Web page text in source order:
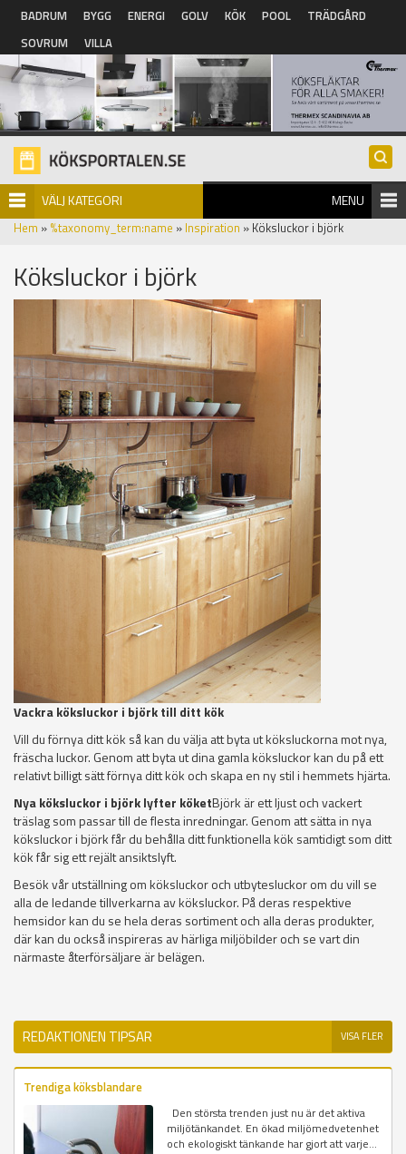
Hoppa till huvudinnehåll
BADRUM BYGG ENERGI GOLV KÖK POOL
TRÄDGÅRD
SOVRUM
VILLA
VÄLJ KATEGORI MENU
Hem » %taxonomy_term:name » Inspiration » Köksluckor i björk
Köksluckor i björk
Vackra köksluckor i björk till ditt kök
Vill du förnya ditt kök så kan du välja att byta ut köksluckorna mot nya,
fräscha luckor. Genom att byta ut dina gamla köksluckor kan du på ett
relativt billigt sätt förnya ditt kök och skapa en ny stil i hemmets hjärta.
Nya köksluckor i björk lyfter köketBjörk är ett ljust och vackert
träslag som passar till de flesta inredningar. Genom att sätta in nya
köksluckor i björk får du behålla ditt funktionella kök samtidigt som ditt
kök får sig ett rejält ansiktslyft.
Besök vår utställning om köksluckor och utbytesluckor om du vill se
alla de ledande tillverkarna av köksluckor. På deras respektive
hemsidor kan du se hela deras sortiment och alla deras produkter,
där kan du också inspireras av härliga miljöbilder och se vart din
närmaste återförsäljare är belägen.
REDAKTIONEN TIPSAR VISA FLER
Trendiga köksblandare
Den största trenden just nu är det aktiva
miljötänkandet. En ökad miljömedvetenhet
och ekologiskt tänkande har gjort att varje...